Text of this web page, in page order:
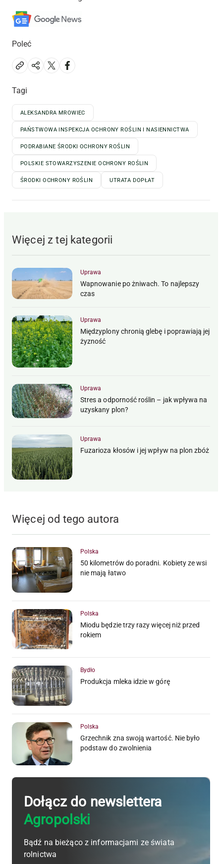
Poleć
Tagi
ALEKSANDRA MROWIEC
PAŃSTWOWA INSPEKCJA OCHRONY ROŚLIN I NASIENNICTWA
PODRABIANE ŚRODKI OCHRONY ROŚLIN
POLSKIE STOWARZYSZENIE OCHRONY ROŚLIN
ŚRODKI OCHRONY ROŚLIN UTRATA DOPŁAT
Więcej z tej kategorii
Uprawa
Wapnowanie po żniwach. To najlepszy
czas
Uprawa
Międzyplony chronią glebę i poprawiają jej
żyzność
Uprawa
Stres a odporność roślin – jak wpływa na
uzyskany plon?
Uprawa
Fuzarioza kłosów i jej wpływ na plon zbóż
Więcej od tego autora
Polska
50 kilometrów do poradni. Kobiety ze wsi
nie mają łatwo
Polska
Miodu będzie trzy razy więcej niż przed
rokiem
Bydło
Produkcja mleka idzie w górę
Polska
Grzechnik zna swoją wartość. Nie było
podstaw do zwolnienia
Dołącz do newslettera
Agropolski
Bądź na bieżąco z informacjami ze świata
rolnictwa